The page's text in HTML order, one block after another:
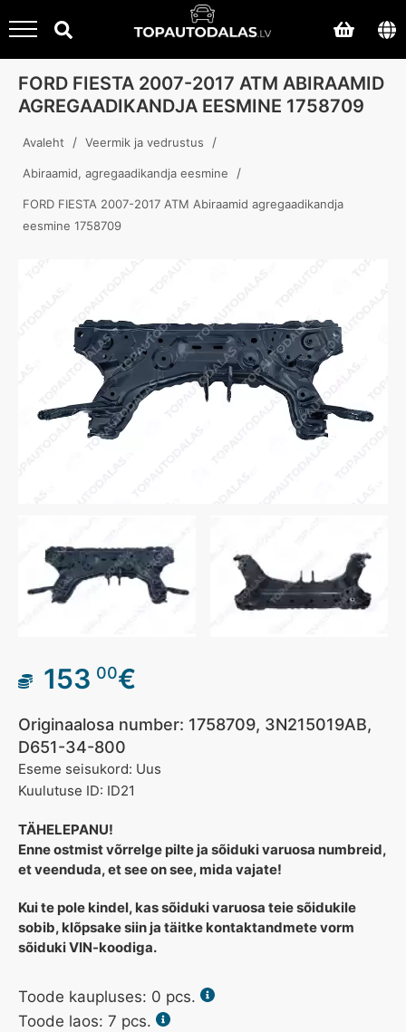
FORD FIESTA 2007-2017 ATM ABIRAAMID
AGREGAADIKANDJA EESMINE 1758709
Avaleht / Veermik ja vedrustus /
Abiraamid, agregaadikandja eesmine /
FORD FIESTA 2007-2017 ATM Abiraamid agregaadikandja
eesmine 1758709
153 00€
Originaalosa number: 1758709, 3N215019AB,
D651-34-800
Eseme seisukord: Uus
Kuulutuse ID: ID21
TÄHELEPANU!
Enne ostmist võrrelge pilte ja sõiduki varuosa numbreid,
et veenduda, et see on see, mida vajate!
Kui te pole kindel, kas sõiduki varuosa teie sõidukile
sobib, klõpsake siin ja täitke kontaktandmete vorm
sõiduki VIN-koodiga.
Toode kaupluses: 0 pcs.
Toode laos: 7 pcs.